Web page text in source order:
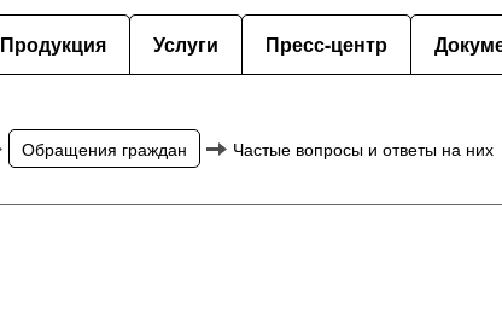
Продукция Услуги Пресс-центр
Обращения граждан Частые вопросы и ответы на них